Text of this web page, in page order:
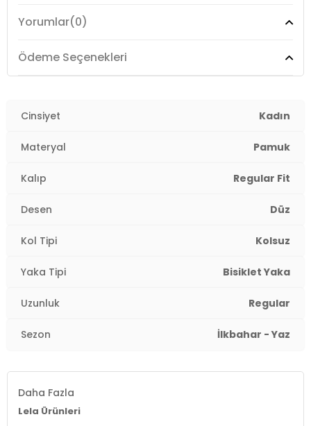
Kalıp Bilgisi:Regular Fit
Menşei:Türkiye
Model:T Shirt
Giyim Tarzı:Günlük/Casual
Mevsim:
Materyal:
Yaka Tipi:
Kol Tipi:
Kumaş Tipi:
Boy:Standart
Uzunluk:
Kalıp Bilgisi:
Menşei:Türkiye
2DY5864019.91
Yorumlar(0)
Ödeme Seçenekleri
Cinsiyet Kadın
Materyal Pamuk
Kalıp Regular Fit
Desen Düz
Kol Tipi Kolsuz
Yaka Tipi Bisiklet Yaka
Uzunluk Regular
Sezon İlkbahar - Yaz
Daha Fazla
Lela Ürünleri